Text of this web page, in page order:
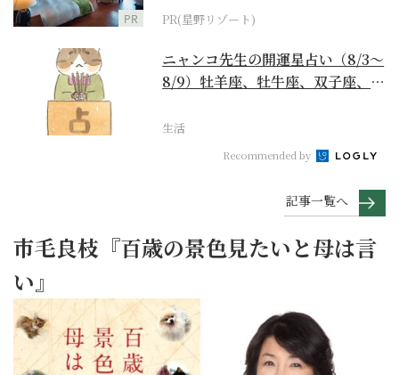
PR PR(星野リゾート)
ニャンコ先生の開運星占い（8/3～
8/9）牡羊座、牡牛座、双子座、蟹
生活
Recommended by
記事一覧へ
市毛良枝『百歳の景色見たいと母は言
い』